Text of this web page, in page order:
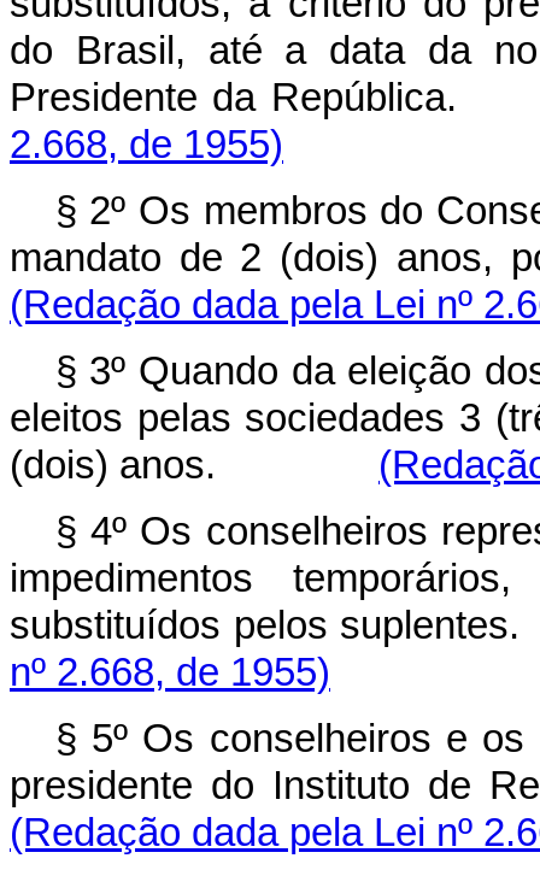
do Brasil, até a data da
Presidente da
2.668, de 1955)
§ 2º Os membros do
mandato de 2 (dois)
(Redação dada pela Lei nº
§ 3º Quando da eleição
eleitos pelas sociedades 3
(dois) anos.
§ 4º Os conselheiros
impedimentos
substituídos pelos
nº 2.668, de 1955)
§ 5º Os conselheiros e
presidente do Instituto de
(Redação dada pela Lei nº